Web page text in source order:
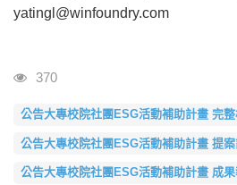
yatingl@winfoundry.com
瀏覽人次
370
公告大專校院社團ESG活動補助計畫 完
公告大專校院社團ESG活動補助計畫 提
公告大專校院社團ESG活動補助計畫 成